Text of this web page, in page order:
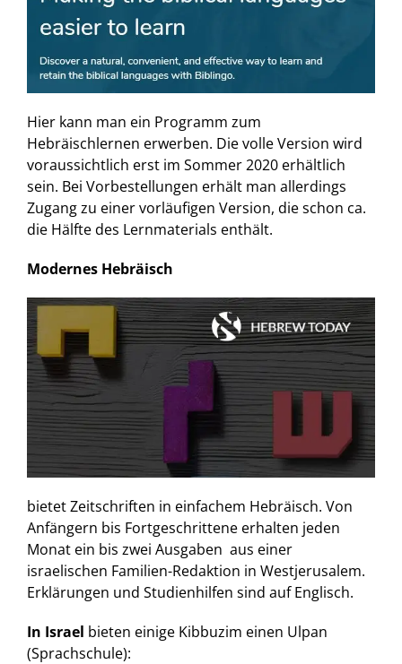
Hier kann man ein Programm zum
Hebräischlernen erwerben. Die volle Version wird
voraussichtlich erst im Sommer 2020 erhältlich
sein. Bei Vorbestellungen erhält man allerdings
Zugang zu einer vorläufigen Version, die schon ca.
die Hälfte des Lernmaterials enthält.
Modernes Hebräisch
bietet Zeitschriften in einfachem Hebräisch. Von
Anfängern bis Fortgeschrittene erhalten jeden
Monat ein bis zwei Ausgaben aus einer
israelischen Familien-Redaktion in Westjerusalem.
Erklärungen und Studienhilfen sind auf Englisch.
In Israel bieten einige Kibbuzim einen Ulpan
(Sprachschule):